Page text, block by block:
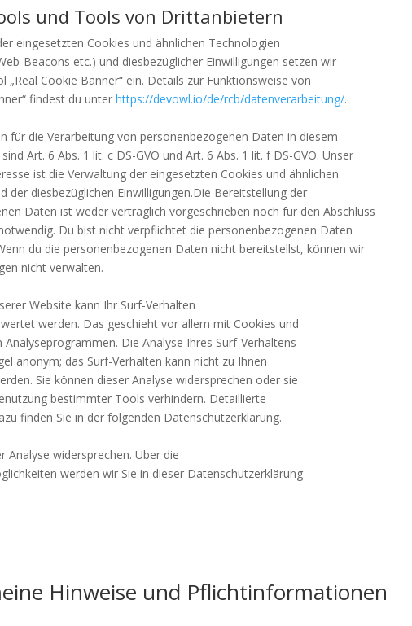
und Tools von Drittanbietern
eingesetzten Cookies und ähnlichen Technologien
Beacons etc.) und diesbezüglicher Einwilligungen setzen wir
„Real Cookie Banner“ ein. Details zur Funktionsweise von
findest du unterhttps://devowl.io/de/rcb/datenverarbeitung/.
für die Verarbeitung von personenbezogenen Daten in diesem
Art. 6 Abs. 1 lit. c DS-GVO und Art. 6 Abs. 1 lit. f DS-GVO. Unser
ist die Verwaltung der eingesetzten Cookies und ähnlichen
der diesbezüglichen Einwilligungen.Die Bereitstellung der
Daten ist weder vertraglich vorgeschrieben noch für den Abschluss
Du bist nicht verpflichtet die personenbezogenen Daten
du die personenbezogenen Daten nicht bereitstellst, können wir
nicht verwalten.
Website kann Ihr Surf-Verhalten
werden. Das geschieht vor allem mit Cookies und
Die Analyse Ihres Surf-Verhaltens
anonym; das Surf-Verhalten kann nicht zu Ihnen
Sie können dieser Analyse widersprechen oder sie
bestimmter Tools verhindern. Detaillierte
finden Sie in der folgenden Datenschutzerklärung.
Analyse widersprechen. Über die
werden wir Sie in dieser Datenschutzerklärung
Hinweise und Pflichtinformationen